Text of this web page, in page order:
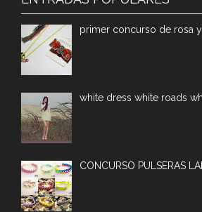
primer concurso de rosa
white dress white roads
CONCURSO PULSERAS